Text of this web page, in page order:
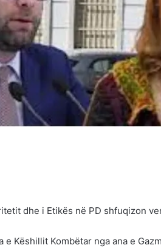
dhe i Etikës në PD shfuqizon
Këshillit Kombëtar nga ana e